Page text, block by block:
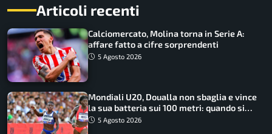
Articoli recenti
Calciomercato, Molina torna in Serie A:
affare fatto a cifre sorprendenti
5 Agosto 2026
Mondiali U20, Doualla non sbaglia e vince
la sua batteria sui 100 metri: quando si
disputano le finali
5 Agosto 2026